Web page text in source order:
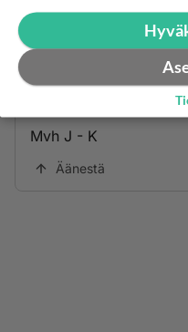
keitä me olemme ja
https://www.jumala-
Mvh J - K
Äänestä